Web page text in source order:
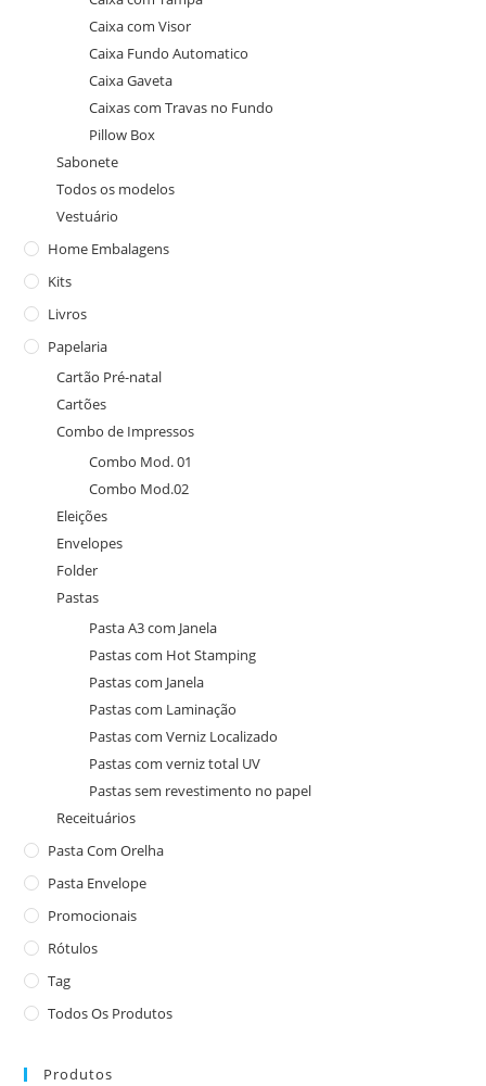
Caixa com Visor
Caixa Fundo Automatico
Caixa Gaveta
Caixas com Travas no Fundo
Pillow Box
Sabonete
Todos os modelos
Vestuário
Home Embalagens
Kits
Livros
Papelaria
Cartão Pré-natal
Cartões
Combo de Impressos
Combo Mod. 01
Combo Mod.02
Eleições
Envelopes
Folder
Pastas
Pasta A3 com Janela
Pastas com Hot Stamping
Pastas com Janela
Pastas com Laminação
Pastas com Verniz Localizado
Pastas com verniz total UV
Pastas sem revestimento no papel
Receituários
Pasta Com Orelha
Pasta Envelope
Promocionais
Rótulos
Tag
Todos Os Produtos
Produtos